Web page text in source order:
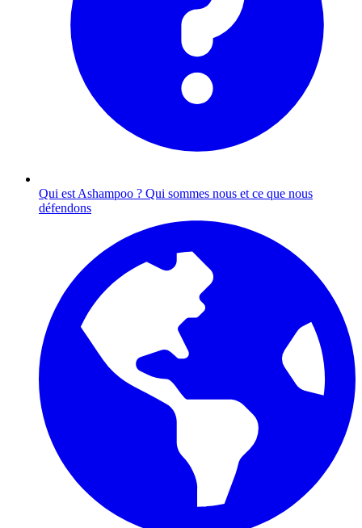
Qui est Ashampoo ? Qui sommes nous et ce que nous
défendons